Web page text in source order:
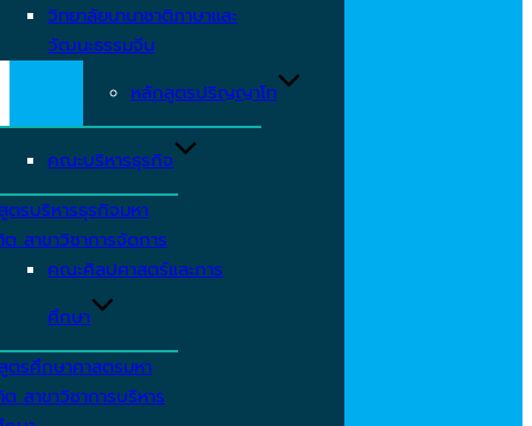
วิทยาลัยนานาชาติภาษาและ
วัฒนะธรรมจีน
หลักสูตรปริญญาโท
คณะบริหารธุรกิจ
ตรบริหารธุรกิจมหา
สาขาวิชาการจัดการ
คณะศิลปศาสตร์และการ
ศึกษา
ตรศึกษาศาสตรมหา
สาขาวิชาการบริหาร